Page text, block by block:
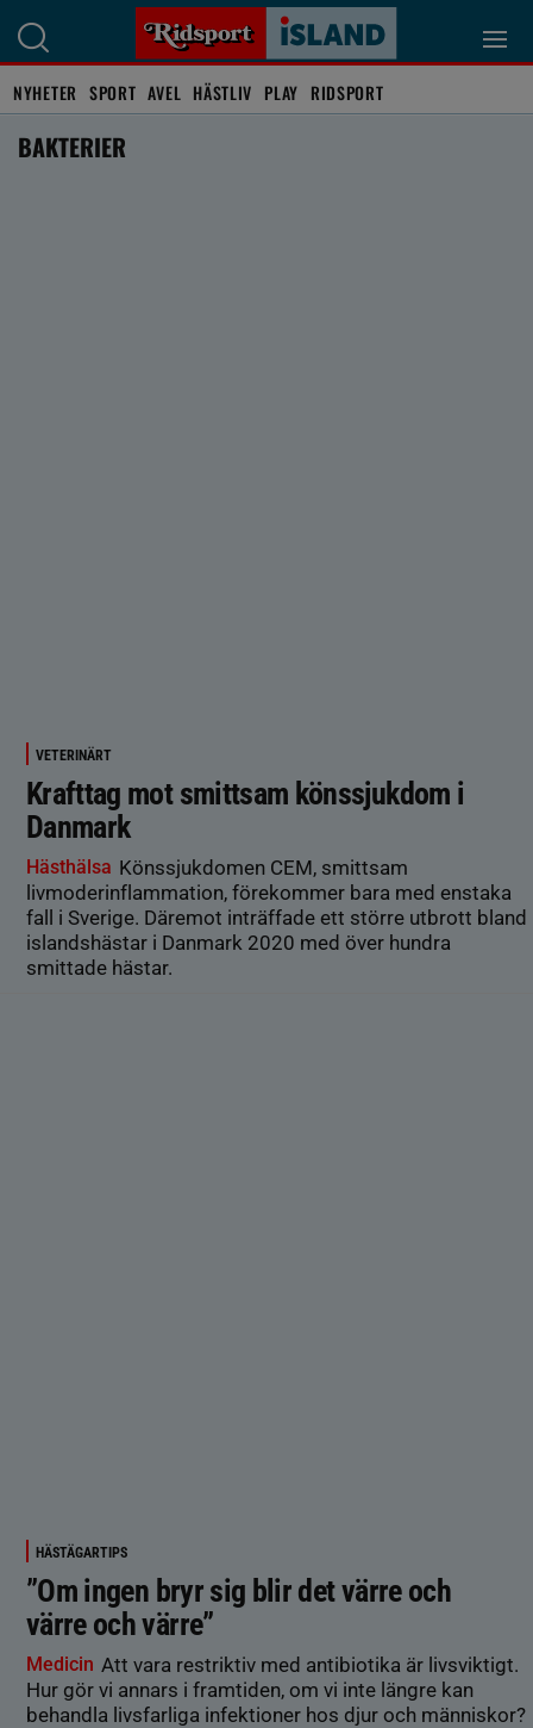
NYHETER SPORT AVEL HÄSTLIV PLAY RIDSPORT
BAKTERIER
VETERINÄRT
Krafttag mot smittsam könssjukdom i
Danmark
Hästhälsa Könssjukdomen CEM, smittsam
livmoderinflammation, förekommer bara med enstaka
fall i Sverige. Däremot inträffade ett större utbrott bland
islandshästar i Danmark 2020 med över hundra
smittade hästar.
HÄSTÄGARTIPS
”Om ingen bryr sig blir det värre och
värre och värre”
Medicin Att vara restriktiv med antibiotika är livsviktigt.
Hur gör vi annars i framtiden, om vi inte längre kan
behandla livsfarliga infektioner hos djur och människor?